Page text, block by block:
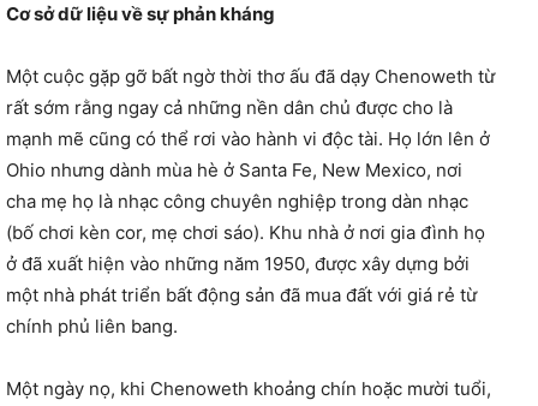
Cơ sở dữ liệu về sự phản kháng
Một cuộc gặp gỡ bất ngờ thời thơ ấu đã dạy Chenoweth từ
rất sớm rằng ngay cả những nền dân chủ được cho là
mạnh mẽ cũng có thể rơi vào hành vi độc tài. Họ lớn lên ở
Ohio nhưng dành mùa hè ở Santa Fe, New Mexico, nơi
cha mẹ họ là nhạc công chuyên nghiệp trong dàn nhạc
(bố chơi kèn cor, mẹ chơi sáo). Khu nhà ở nơi gia đình họ
ở đã xuất hiện vào những năm 1950, được xây dựng bởi
một nhà phát triển bất động sản đã mua đất với giá rẻ từ
chính phủ liên bang.
Một ngày nọ, khi Chenoweth khoảng chín hoặc mười tuổi,